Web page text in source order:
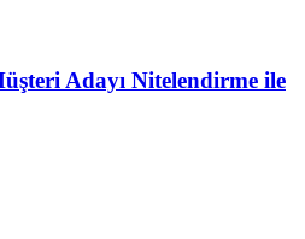
Adayı Nitelendirme ile